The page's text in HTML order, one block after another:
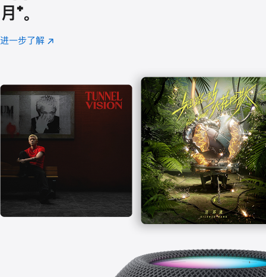
月 脚
注
⁺。
进一步了解 Apple
(在
口
中
打
开)